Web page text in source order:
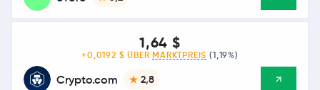
Crypto.com 2,8
1,64 $
+0,0192 $ ÜBER MARKTPREIS (1,19%)